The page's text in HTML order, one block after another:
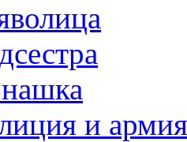
и армия